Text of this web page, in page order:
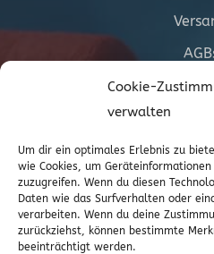
Cookie-
verwalten
Um dir ein optimales Erlebnis zu
wie Cookies, um
zuzugreifen. Wenn du diesen
Daten wie das Surfverhalten oder
verarbeiten. Wenn du deine
zurückziehst, können bestimmte
beeinträchtigt werden.
Cookie-
Wr.